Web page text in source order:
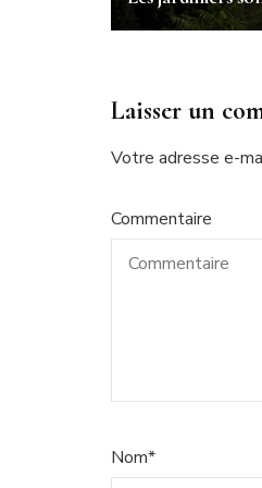
Laisser un
Votre adresse e-
Commentaire
Nom*